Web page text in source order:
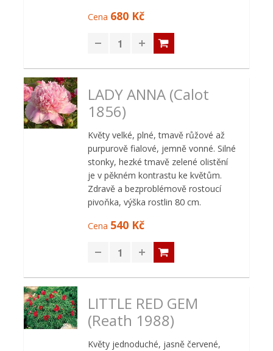
Cena 680 Kč
LADY ANNA (Calot
1856)
Květy velké, plné, tmavě růžové až
purpurově fialové, jemně vonné. Silné
stonky, hezké tmavě zelené olistění
je v pěkném kontrastu ke květům.
Zdravě a bezproblémově rostoucí
pivoňka, výška rostlin 80 cm.
Cena 540 Kč
LITTLE RED GEM
(Reath 1988)
Květy jednoduché, jasně červené,